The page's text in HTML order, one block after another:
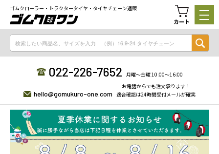
ゴムクローラー・トラクタータイヤ・タイヤチェーン通販
カート
022-226-7652 月曜〜金曜 10:00〜16:00
hello@gomukuro-one.com
お電話からでも注文承ります！
適合確認は24時間受付メールが確実